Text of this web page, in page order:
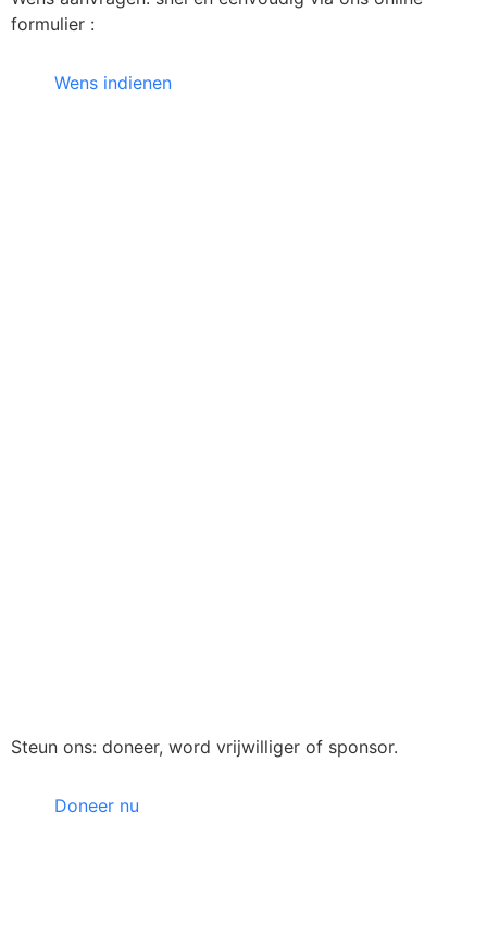
formulier :
Wens indienen
Steun ons: doneer, word vrijwilliger of sponsor.
Doneer nu